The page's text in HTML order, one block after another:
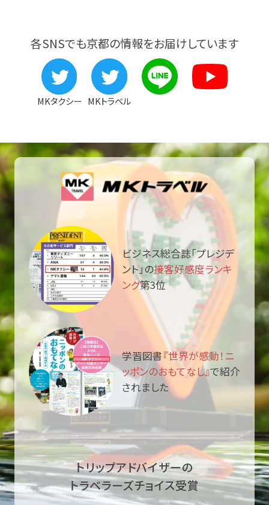
各SNSでも京都の情報をお届けしています
MKタクシー MKトラベル
ビジネス総合誌「プレジデ
ント」の接客好感度ランキ
ング第3位
学習図書『世界が感動！ニ
ッポンのおもてなし』で紹介
されました
トリップアドバイザーの
トラベラーズチョイス受賞